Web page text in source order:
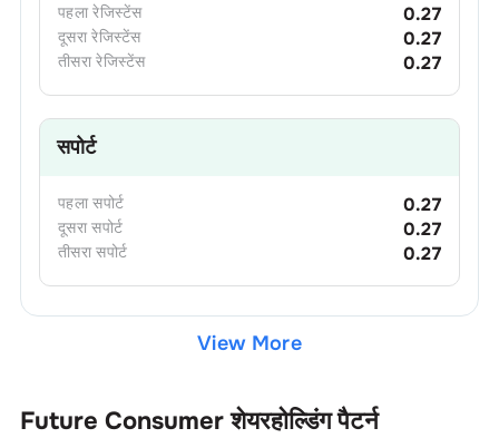
पहला रेजिस्टेंस 0.27
दूसरा रेजिस्टेंस 0.27
तीसरा रेजिस्टेंस 0.27
सपोर्ट
पहला सपोर्ट 0.27
दूसरा सपोर्ट 0.27
तीसरा सपोर्ट 0.27
View More
Future Consumer शेयरहोल्डिंग पैटर्न